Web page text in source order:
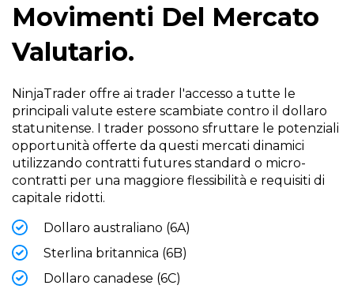
Movimenti Del Mercato
Valutario.
NinjaTrader offre ai trader l'accesso a tutte le
principali valute estere scambiate contro il dollaro
statunitense. I trader possono sfruttare le potenziali
opportunità offerte da questi mercati dinamici
utilizzando contratti futures standard o micro-
contratti per una maggiore flessibilità e requisiti di
capitale ridotti.
Dollaro australiano (6A)
Sterlina britannica (6B)
Dollaro canadese (6C)